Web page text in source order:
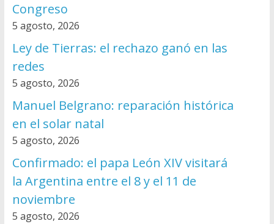
Congreso
5 agosto, 2026
Ley de Tierras: el rechazo ganó en las
redes
5 agosto, 2026
Manuel Belgrano: reparación histórica
en el solar natal
5 agosto, 2026
Confirmado: el papa León XIV visitará
la Argentina entre el 8 y el 11 de
noviembre
5 agosto, 2026